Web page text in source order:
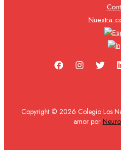
Nuestra
Copyright © 2026 Colegio Los
amor por